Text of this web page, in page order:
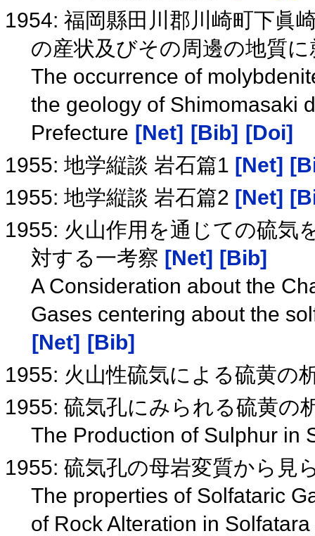
1954: 福岡縣田川郡川崎町下眞
の産状及びその周邊の地質
The occurrence of
the geology of Shimomasaki
Prefecture [Net] [Bib] [Doi]
1955: 地学縦談 岩石篇1 [Net]
1955: 地学縦談 岩石篇2 [Net]
1955: 火山作用を通じての硫気
対する一考察 [Net] [Bib]
A Consideration about the
Gases centering about the
[Net] [Bib]
1955: 火山性硫気による硫黄の
1955: 硫気孔にみられる硫黄の
The Production of Sulphur in
1955: 硫気孔の母岩変質から見
The properties of Solfataric
of Rock Alteration in